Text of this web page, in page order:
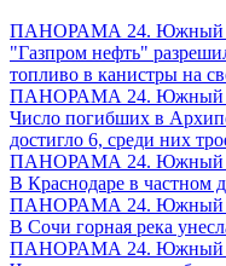
ПАНОРАМА 24. Южный
"Газпром нефть"
топливо в канистры на
ПАНОРАМА 24. Южный
Число погибших в
достигло 6, среди них
ПАНОРАМА 24. Южный
В Краснодаре в частном
ПАНОРАМА 24. Южный
В Сочи горная река
ПАНОРАМА 24. Южный